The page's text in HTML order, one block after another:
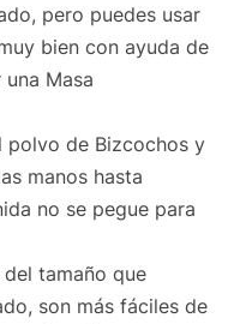
pero puedes usar
bien con ayuda de
Masa
polvo de Bizcochos y
manos hasta
no se pegue para
tamaño que
son más fáciles de